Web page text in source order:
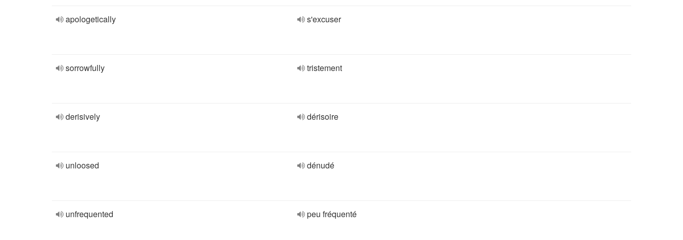
apologetically s'excuser
sorrowfully tristement
derisively dérisoire
unloosed dénudé
unfrequented peu fréquenté